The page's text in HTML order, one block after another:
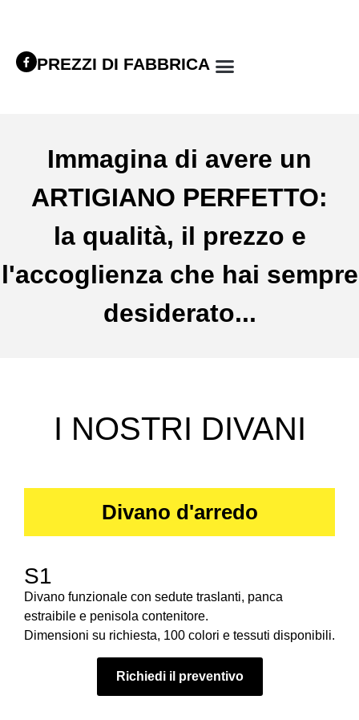
PREZZI DI FABBRICA
Immagina di avere un
ARTIGIANO PERFETTO:
la qualità, il prezzo e
l'accoglienza che hai sempre
desiderato...
I NOSTRI DIVANI
Divano d'arredo
S1
Divano funzionale con sedute traslanti, panca
estraibile e penisola contenitore.
Dimensioni su richiesta, 100 colori e tessuti disponibili.
Richiedi il preventivo